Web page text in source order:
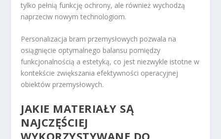
tylko pełnią funkcję ochrony, ale również wychodzą
naprzeciw nowym technologiom.
Personalizacja bram przemysłowych pozwala na
osiągnięcie optymalnego balansu pomiędzy
funkcjonalnością a estetyką, co jest niezwykle istotne w
kontekście zwiększania efektywności operacyjnej
obiektów przemysłowych.
JAKIE MATERIAŁY SĄ
NAJCZĘŚCIEJ
WYKORZYSTYWANE DO